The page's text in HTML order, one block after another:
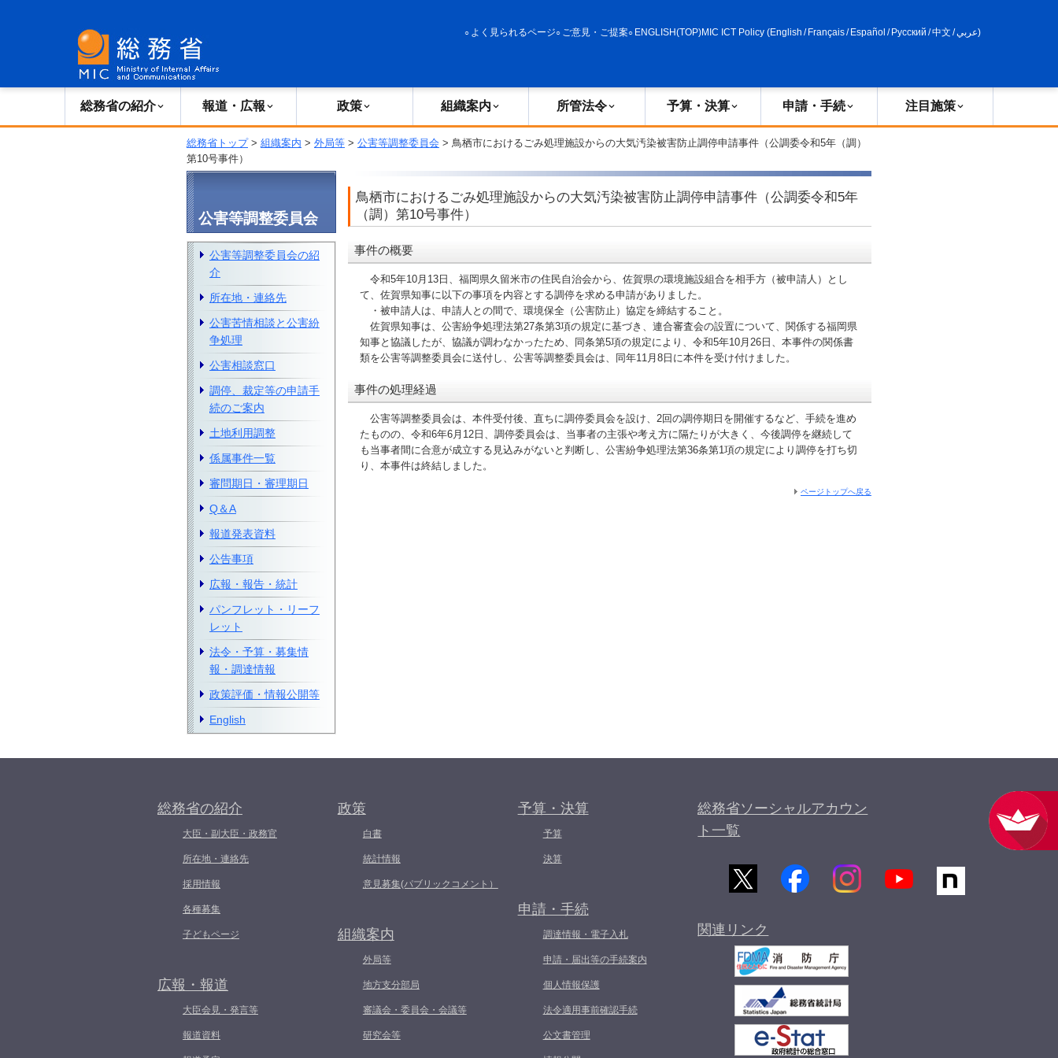
よく見られるページ ご意見・ご提案 ENGLISH(TOP)MIC ICT Policy (English / Français/ Español / Русский /中文 /عربي)
総務省の紹介 報道・広報 政策 組織案内 所管法令 予算・決算 申請・手続 注目施策
総務省トップ> 組織案内 > 外局等 > 公害等調整委員会 > 鳥栖市におけるごみ処理施設からの大気汚染被害防止調停申請事件（公調委令和5年（調）
第10号事件）
鳥栖市におけるごみ処理施設からの大気汚染被害防止調停申請事件（公調委令和5年
（調）第10号事件）
事件の概要
令和5年10月13日、福岡県久留米市の住民自治会から、佐賀県の環境施設組合を相手方（被申請人）とし
て、佐賀県知事に以下の事項を内容とする調停を求める申請がありました。
・被申請人は、申請人との間で、環境保全（公害防止）協定を締結すること。
佐賀県知事は、公害紛争処理法第27条第3項の規定に基づき、連合審査会の設置について、関係する福岡県
知事と協議したが、協議が調わなかったため、同条第5項の規定により、令和5年10月26日、本事件の関係書
類を公害等調整委員会に送付し、公害等調整委員会は、同年11月8日に本件を受け付けました。
事件の処理経過
公害等調整委員会は、本件受付後、直ちに調停委員会を設け、2回の調停期日を開催するなど、手続を進め
たものの、令和6年6月12日、調停委員会は、当事者の主張や考え方に隔たりが大きく、今後調停を継続して
も当事者間に合意が成立する見込みがないと判断し、公害紛争処理法第36条第1項の規定により調停を打ち切
り、本事件は終結しました。
ページトップへ戻る
公害等調整委員会
公害等調整委員会の紹
介
所在地・連絡先
公害苦情相談と公害紛
争処理
公害相談窓口
調停、裁定等の申請手
続のご案内
土地利用調整
係属事件一覧
審問期日・審理期日
Q＆A
報道発表資料
公告事項
広報・報告・統計
パンフレット・リーフ
レット
法令・予算・募集情
報・調達情報
政策評価・情報公開等
English
総務省の紹介
大臣・副大臣・政務官
所在地・連絡先
採用情報
各種募集
子どもページ
広報・報道
大臣会見・発言等
報道資料
政策
白書
統計情報
意見募集(パブリックコメント）
組織案内
外局等
地方支分部局
審議会・委員会・会議等
研究会等
予算・決算
予算
決算
申請・手続
調達情報・電子入札
申請・届出等の手続案内
個人情報保護
法令適用事前確認手続
公文書管理
総務省ソーシャルアカウン
ト一覧
関連リンク